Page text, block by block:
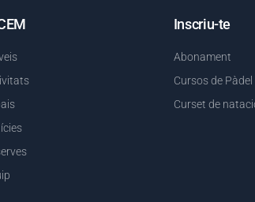
Inscriu-te
Abonament
Cursos de Pàdel
Curset de